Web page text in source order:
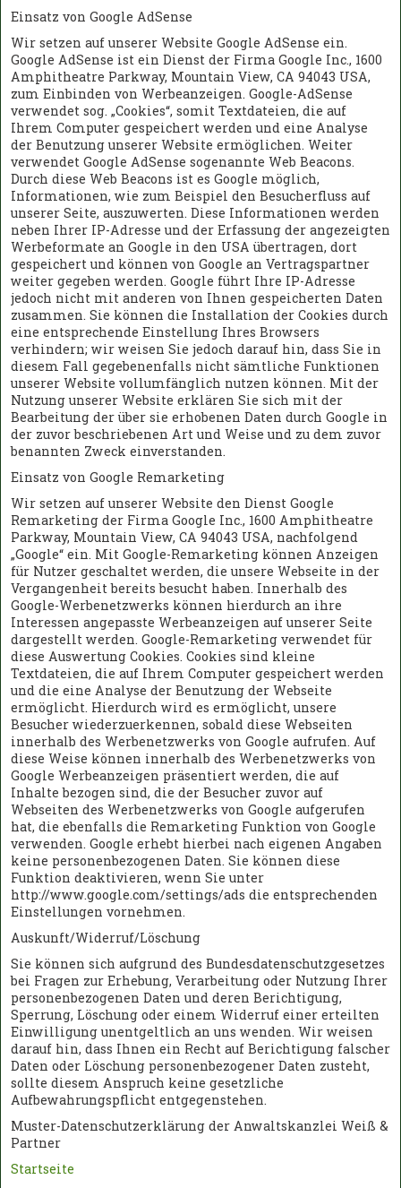
Einsatz von Google AdSense
Wir setzen auf unserer Website Google AdSense ein.
Google AdSense ist ein Dienst der Firma Google Inc., 1600
Amphitheatre Parkway, Mountain View, CA 94043 USA,
zum Einbinden von Werbeanzeigen. Google-AdSense
verwendet sog. „Cookies“, somit Textdateien, die auf
Ihrem Computer gespeichert werden und eine Analyse
der Benutzung unserer Website ermöglichen. Weiter
verwendet Google AdSense sogenannte Web Beacons.
Durch diese Web Beacons ist es Google möglich,
Informationen, wie zum Beispiel den Besucherfluss auf
unserer Seite, auszuwerten. Diese Informationen werden
neben Ihrer IP-Adresse und der Erfassung der angezeigten
Werbeformate an Google in den USA übertragen, dort
gespeichert und können von Google an Vertragspartner
weiter gegeben werden. Google führt Ihre IP-Adresse
jedoch nicht mit anderen von Ihnen gespeicherten Daten
zusammen. Sie können die Installation der Cookies durch
eine entsprechende Einstellung Ihres Browsers
verhindern; wir weisen Sie jedoch darauf hin, dass Sie in
diesem Fall gegebenenfalls nicht sämtliche Funktionen
unserer Website vollumfänglich nutzen können. Mit der
Nutzung unserer Website erklären Sie sich mit der
Bearbeitung der über sie erhobenen Daten durch Google in
der zuvor beschriebenen Art und Weise und zu dem zuvor
benannten Zweck einverstanden.
Einsatz von Google Remarketing
Wir setzen auf unserer Website den Dienst Google
Remarketing der Firma Google Inc., 1600 Amphitheatre
Parkway, Mountain View, CA 94043 USA, nachfolgend
„Google“ ein. Mit Google-Remarketing können Anzeigen
für Nutzer geschaltet werden, die unsere Webseite in der
Vergangenheit bereits besucht haben. Innerhalb des
Google-Werbenetzwerks können hierdurch an ihre
Interessen angepasste Werbeanzeigen auf unserer Seite
dargestellt werden. Google-Remarketing verwendet für
diese Auswertung Cookies. Cookies sind kleine
Textdateien, die auf Ihrem Computer gespeichert werden
und die eine Analyse der Benutzung der Webseite
ermöglicht. Hierdurch wird es ermöglicht, unsere
Besucher wiederzuerkennen, sobald diese Webseiten
innerhalb des Werbenetzwerks von Google aufrufen. Auf
diese Weise können innerhalb des Werbenetzwerks von
Google Werbeanzeigen präsentiert werden, die auf
Inhalte bezogen sind, die der Besucher zuvor auf
Webseiten des Werbenetzwerks von Google aufgerufen
hat, die ebenfalls die Remarketing Funktion von Google
verwenden. Google erhebt hierbei nach eigenen Angaben
keine personenbezogenen Daten. Sie können diese
Funktion deaktivieren, wenn Sie unter
http://www.google.com/settings/ads die entsprechenden
Einstellungen vornehmen.
Auskunft/Widerruf/Löschung
Sie können sich aufgrund des Bundesdatenschutzgesetzes
bei Fragen zur Erhebung, Verarbeitung oder Nutzung Ihrer
personenbezogenen Daten und deren Berichtigung,
Sperrung, Löschung oder einem Widerruf einer erteilten
Einwilligung unentgeltlich an uns wenden. Wir weisen
darauf hin, dass Ihnen ein Recht auf Berichtigung falscher
Daten oder Löschung personenbezogener Daten zusteht,
sollte diesem Anspruch keine gesetzliche
Aufbewahrungspflicht entgegenstehen.
Muster-Datenschutzerklärung der Anwaltskanzlei Weiß &
Partner
Startseite